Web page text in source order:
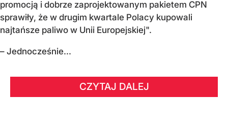
promocją i dobrze zaprojektowanym pakietem CPN
sprawiły, że w drugim kwartale Polacy kupowali
najtańsze paliwo w Unii Europejskiej".
– Jednocześnie...
CZYTAJ DALEJ